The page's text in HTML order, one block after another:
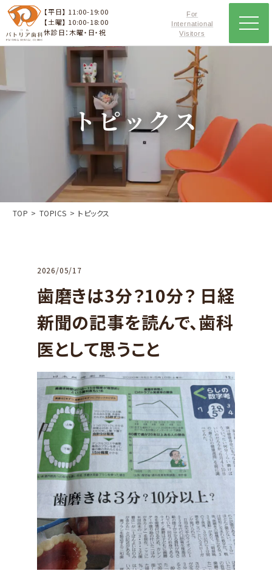
【平日】 11:00-19:00
【土曜】 10:00-18:00
休診日：木曜・日・祝
For
International
Visitors
トピックス
TOP TOPICS トピックス
2026/05/17
歯磨きは3分？10分？ 日経
新聞の記事を読んで、歯科
医として思うこと